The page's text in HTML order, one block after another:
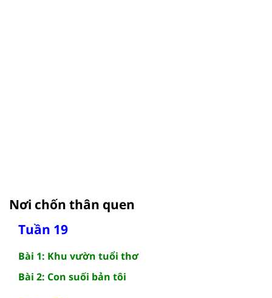
Nơi chốn thân quen
Tuần 19
Bài 1: Khu vườn tuổi thơ
Bài 2: Con suối bản tôi